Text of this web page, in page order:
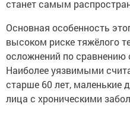
станет самым
Основная особенность
высоком риске тяжёлого
осложнений по сравнению
Наиболее уязвимыми
старше 60 лет, маленькие
лица с хроническими